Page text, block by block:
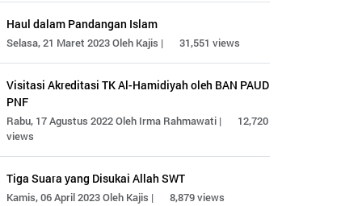
Haul dalam Pandangan Islam
Selasa, 21 Maret 2023 Oleh Kajis | 31,551 views
Visitasi Akreditasi TK Al-Hamidiyah oleh BAN PAUD
PNF
Rabu, 17 Agustus 2022 Oleh Irma Rahmawati |
12,720
views
Tiga Suara yang Disukai Allah SWT
Kamis, 06 April 2023 Oleh Kajis | 8,879 views